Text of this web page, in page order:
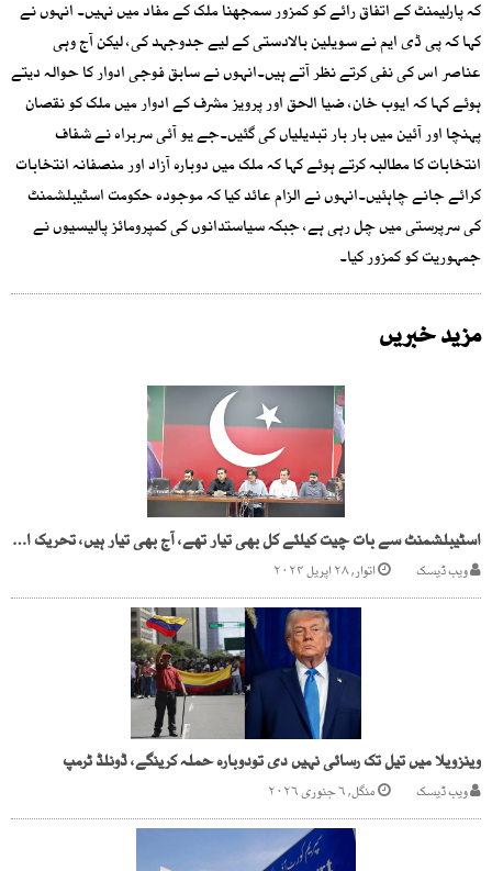
کہ پارلیمنٹ کے اتفاق رائے کو کمزور سمجھنا ملک کے مفاد میں نہیں۔ انہوں نے
کہا کہ پی ڈی ایم نے سویلین بالادستی کے لیے جدوجہد کی، لیکن آج وہی
عناصر اس کی نفی کرتے نظر آتے ہیں۔انہوں نے سابق فوجی ادوار کا حوالہ دیتے
ہوئے کہا کہ ایوب خان، ضیا الحق اور پرویز مشرف کے ادوار میں ملک کو نقصان
پہنچا اور آئین میں بار بار تبدیلیاں کی گئیں۔جے یو آئی سربراہ نے شفاف
انتخابات کا مطالبہ کرتے ہوئے کہا کہ ملک میں دوبارہ آزاد اور منصفانہ انتخابات
کرائے جانے چاہئیں۔انہوں نے الزام عائد کیا کہ موجودہ حکومت اسٹیبلشمنٹ
کی سرپرستی میں چل رہی ہے، جبکہ سیاستدانوں کی کمپرومائز پالیسیوں نے
جمہوریت کو کمزور کیا۔
مزید خبریں
اسٹیبلشمنٹ سے بات چیت کیلئے کل بھی تیار تھے، آج بھی تیار ہیں، تحریک انصاف
ویب ڈیسک اتوار, ۲۸ اپریل ۲۰۲۴
وینزویلا میں تیل تک رسائی نہیں دی تودوبارہ حملہ کرینگے، ڈونلڈ ٹرمپ
ویب ڈیسک منگل, ۶ جنوری ۲۰۲۶